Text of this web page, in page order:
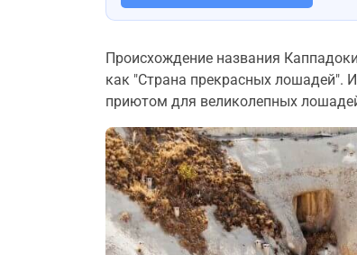
Происхождение названия
как "Страна прекрасных лошадей".
приютом для великолепных